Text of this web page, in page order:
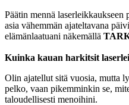
Päätin mennä
asia vähemmän ajateltavana
elämänlaatuani näkemällä
Kuinka kauan harkitsit
Olin ajatellut sitä vuosia, mutta
pelko, vaan pikemminkin se,
taloudellisesti menoihini.